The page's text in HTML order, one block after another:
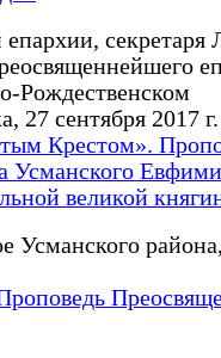
секретаря
Рождественском
27 сентября 2017 г.
Крестом».
Усманского
великой
Усманского